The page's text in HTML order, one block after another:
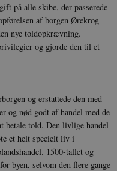
på alle skibe, der passerede
af borgen Ørekrog
nye toldopkrævning.
og gjorde den til et
og erstattede den med
og nød godt af handel med de
betale told. Den livlige handel
et helt specielt liv i
1500-tallet og
byen, selvom den flere gange